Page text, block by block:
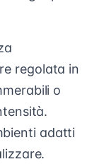
regolata in
o
adatti